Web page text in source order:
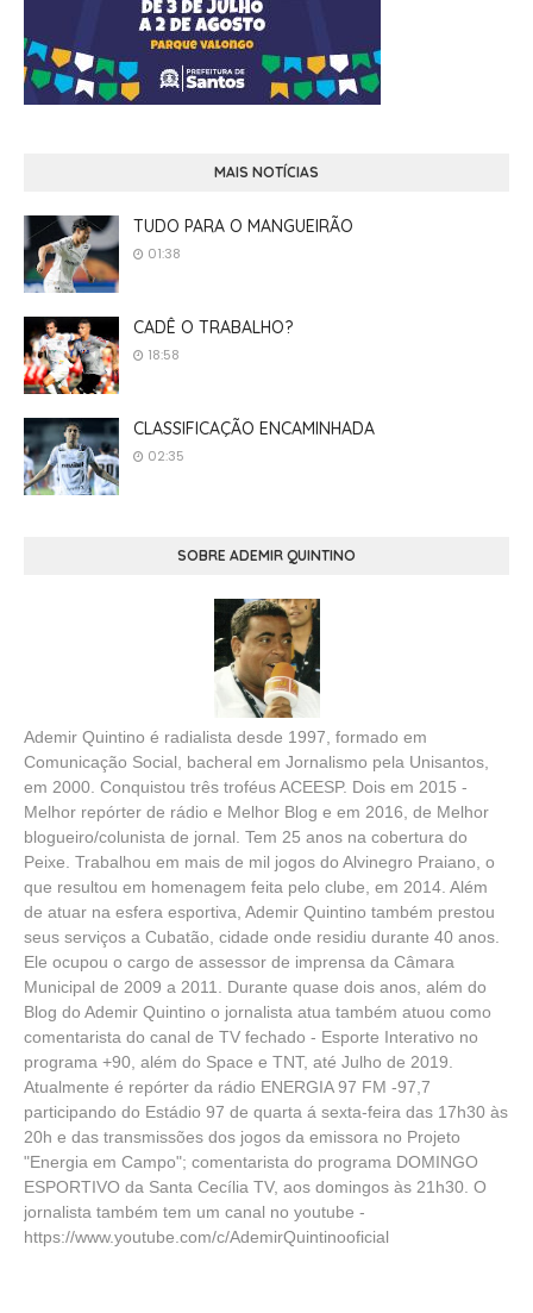
MAIS NOTÍCIAS
TUDO PARA O MANGUEIRÃO
01:38
CADÊ O TRABALHO?
18:58
CLASSIFICAÇÃO ENCAMINHADA
02:35
SOBRE ADEMIR QUINTINO
Ademir Quintino é radialista desde 1997, formado em
Comunicação Social, bacheral em Jornalismo pela Unisantos,
em 2000. Conquistou três troféus ACEESP. Dois em 2015 -
Melhor repórter de rádio e Melhor Blog e em 2016, de Melhor
blogueiro/colunista de jornal. Tem 25 anos na cobertura do
Peixe. Trabalhou em mais de mil jogos do Alvinegro Praiano, o
que resultou em homenagem feita pelo clube, em 2014. Além
de atuar na esfera esportiva, Ademir Quintino também prestou
seus serviços a Cubatão, cidade onde residiu durante 40 anos.
Ele ocupou o cargo de assessor de imprensa da Câmara
Municipal de 2009 a 2011. Durante quase dois anos, além do
Blog do Ademir Quintino o jornalista atua também atuou como
comentarista do canal de TV fechado - Esporte Interativo no
programa +90, além do Space e TNT, até Julho de 2019.
Atualmente é repórter da rádio ENERGIA 97 FM -97,7
participando do Estádio 97 de quarta á sexta-feira das 17h30 às
20h e das transmissões dos jogos da emissora no Projeto
"Energia em Campo"; comentarista do programa DOMINGO
ESPORTIVO da Santa Cecília TV, aos domingos às 21h30. O
jornalista também tem um canal no youtube -
https://www.youtube.com/c/AdemirQuintinooficial